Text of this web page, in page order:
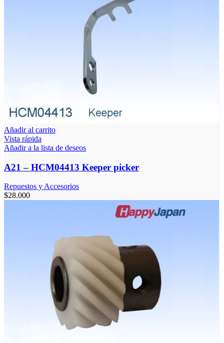
Añadir al carrito
Vista rápida
Añadir a la lista de deseos
A21 – HCM04413 Keeper picker
Repuestos y Accesorios
$28.000